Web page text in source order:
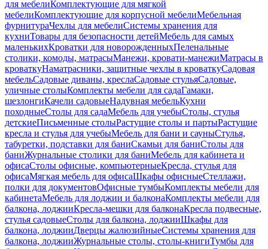
для мебелиКомплектующие для мягкой
мебелиКомплектующие для корпусной мебелиМебельная
фурнитураЧехлы для мебелиСистемы хранения для
кухниТовары для безопасности детейМебель для самых
маленькихКроватки для новорожденныхПеленальные
столики, комоды, матрасыМанежи, кровати-манежиМатрасы в
кроваткуНаматрасники, защитные чехлы в кроваткуСадовая
мебельСадовые диваны, креслаСадовые стульяСадовые,
уличные столыКомплекты мебели для садаГамаки,
шезлонгиКачели садовыеНадувная мебельКухни
походныеСтолы для садаМебель для учебыСтолы, стулья
детскиеПисьменные столыРастущие столы и партыРастущие
кресла и стулья для учебыМебель для бани и сауныСтулья,
табуретки, подставки для баниСкамьи для баниСтолы для
баниЖурнальные столики для баниМебель для кабинета и
офисаСтолы офисные, компьютерныеКресла, стулья для
офисаМягкая мебель для офисаШкафы офисныеСтеллажи,
полки для документовОфисные тумбыКомплекты мебели для
кабинетаМебель для лоджии и балконаКомплекты мебели для
балкона, лоджииКресла-мешки для балконаКресла подвесные,
стулья садовыеСтолы для балкона, лоджииШкафы для
балкона, лоджииДверцы жалюзийныеСистемы хранения для
балкона, лоджииЖурнальные столы, столы-книгиТумбы для